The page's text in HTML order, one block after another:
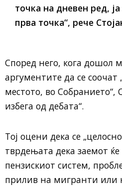
точка на дневен ред,
прва точка“, рече
Според него, кога дошол
аргументите да се
местото, во
избега од дебата“.
Тој оцени дека се
тврдењата дека заемот
пензискиот систем,
прилив на мигранти или